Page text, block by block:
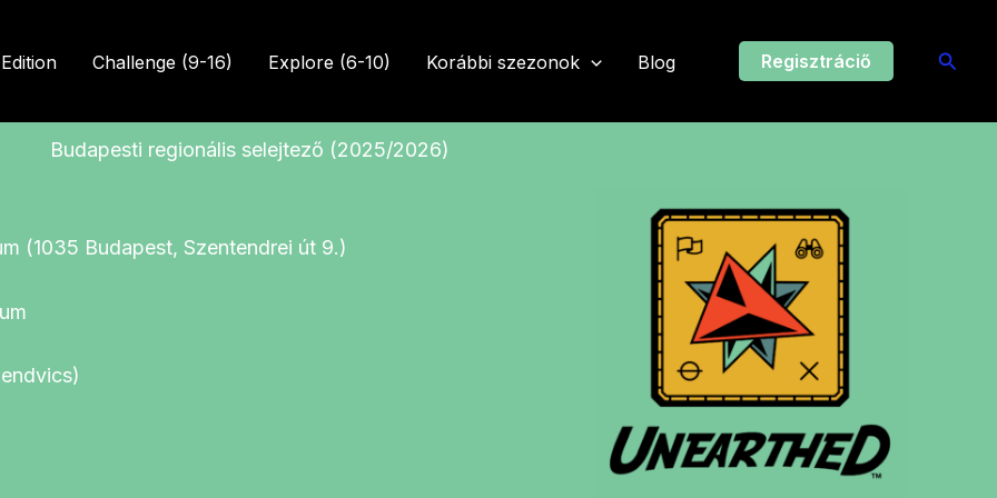
Challenge (9-16) Explore (6-10) Korábbi szezonok Blog Regisztráciő
Budapesti regionális selejtező (2025/2026)
(1035 Budapest, Szentendrei út 9.)